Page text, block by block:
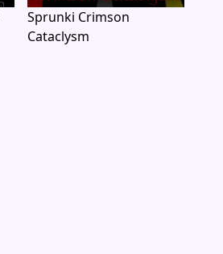
Sprunki Crimson
Cataclysm